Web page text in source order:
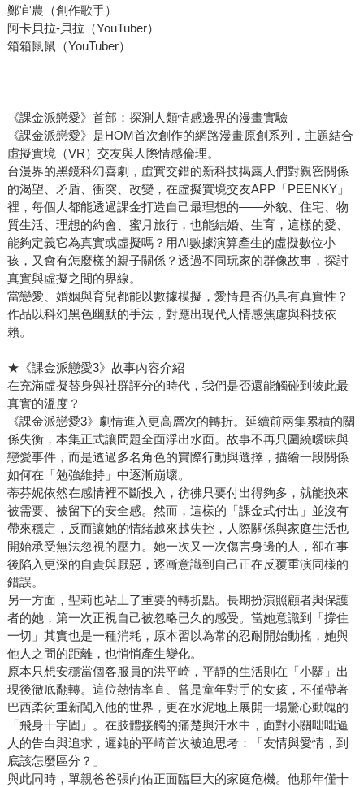
鄭宜農（創作歌手）
阿卡貝拉-貝拉（YouTuber）
箱箱鼠鼠（YouTuber）
《課金派戀愛》首部：探測人類情感邊界的漫畫實驗
《課金派戀愛》是HOM首次創作的網路漫畫原創系列，主題結合
虛擬實境（VR）交友與人際情感倫理。
台漫界的黑鏡科幻喜劇，虛實交錯的新科技揭露人們對親密關係
的渴望、矛盾、衝突、改變，在虛擬實境交友APP「PEENKY」
裡，每個人都能透過課金打造自己最理想的――外貌、住宅、物
質生活、理想的約會、蜜月旅行，也能結婚、生育，這樣的愛、
能夠定義它為真實或虛擬嗎？用AI數據演算產生的虛擬數位小
孩，又會有怎麼樣的親子關係？透過不同玩家的群像故事，探討
真實與虛擬之間的界線。
當戀愛、婚姻與育兒都能以數據模擬，愛情是否仍具有真實性？
作品以科幻黑色幽默的手法，對應出現代人情感焦慮與科技依
賴。
★《課金派戀愛3》故事內容介紹
在充滿虛擬替身與社群評分的時代，我們是否還能觸碰到彼此最
真實的溫度？
《課金派戀愛3》劇情進入更高層次的轉折。延續前兩集累積的關
係失衡，本集正式讓問題全面浮出水面。故事不再只圍繞曖昧與
戀愛事件，而是透過多名角色的實際行動與選擇，描繪一段關係
如何在「勉強維持」中逐漸崩壞。
蒂芬妮依然在感情裡不斷投入，彷彿只要付出得夠多，就能換來
被需要、被留下的安全感。然而，這樣的「課金式付出」並沒有
帶來穩定，反而讓她的情緒越來越失控，人際關係與家庭生活也
開始承受無法忽視的壓力。她一次又一次傷害身邊的人，卻在事
後陷入更深的自責與厭惡，逐漸意識到自己正在反覆重演同樣的
錯誤。
另一方面，聖莉也站上了重要的轉折點。長期扮演照顧者與保護
者的她，第一次正視自己被忽略已久的感受。當她意識到「撐住
一切」其實也是一種消耗，原本習以為常的忍耐開始動搖，她與
他人之間的距離，也悄悄產生變化。
原本只想安穩當個客服員的洪平崎，平靜的生活則在「小關」出
現後徹底翻轉。這位熱情率直、曾是童年對手的女孩，不僅帶著
巴西柔術重新闖入他的世界，更在水泥地上展開一場驚心動魄的
「飛身十字固」。在肢體接觸的痛楚與汗水中，面對小關咄咄逼
人的告白與追求，遲鈍的平崎首次被迫思考：「友情與愛情，到
底該怎麼區分？」
與此同時，單親爸爸張向佑正面臨巨大的家庭危機。他那年僅十